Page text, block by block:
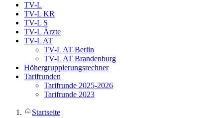
TV-L
TV-L KR
TV-L S
TV-L Ärzte
TV-L AT
TV-L AT Berlin
TV-L AT Brandenburg
Höhergruppierungsrechner
Tarifrunden
Tarifrunde 2025-2026
Tarifrunde 2023
Startseite